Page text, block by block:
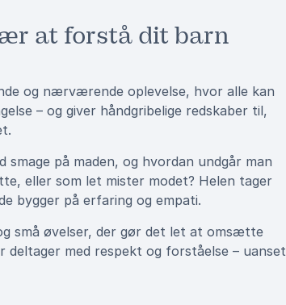
at forstå dit barn
og nærværende oplevelse, hvor alle kan
– og giver håndgribelige redskaber til,
på maden, og hvordan undgår man
eller som let mister modet? Helen tager
bygger på erfaring og empati.
små øvelser, der gør det let at omsætte
deltager med respekt og forståelse – uanset